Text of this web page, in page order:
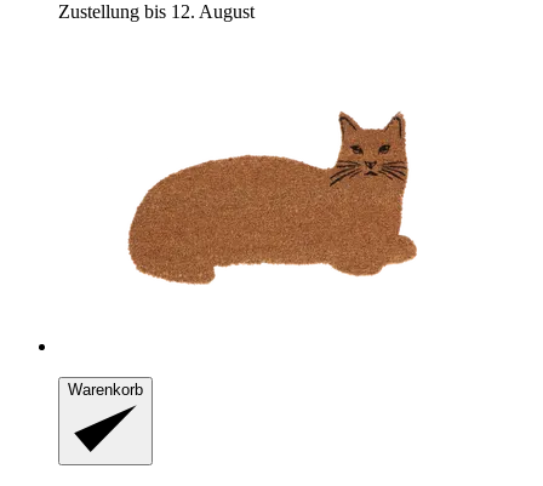
Zustellung bis 12. August
Warenkorb